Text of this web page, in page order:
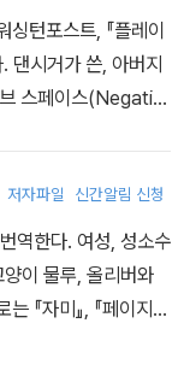
턴포스트, 『플레이
. 댄시거가 쓴, 아버지
브 스페이스(Negativ
에세이를 모아 엮은
클리』 〈시카고 리뷰
미술 작가인 아버지
시거는 어릴 때 부
저자파일 신간알림 신청
역한다. 여성, 성소수
이 물루, 올리버와
『자미』, 『페이지보